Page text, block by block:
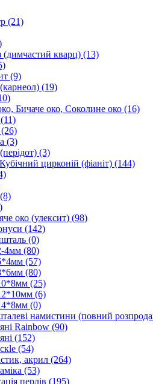
(21)
(димчастий кварц) (13)
(9)
(19)
Бичаче око, Соколине око (16)
(11)
(26)
(3)
(3)
цирконій (фіаніт) (144)
(8)
око (улексит) (98)
(142)
(0)
4мм (80)
(57)
(80)
(25)
(6)
(0)
намистини (повний
Rainbow (90)
(152)
(54)
акрил (264)
(53)
перлів (195)